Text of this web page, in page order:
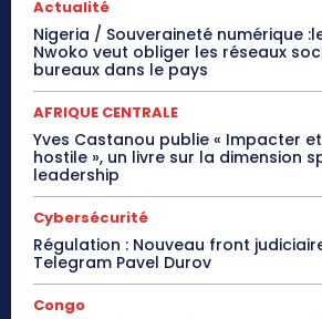
Actualité
Nigeria / Souveraineté numérique
Nwoko veut obliger les réseaux
bureaux dans le pays
AFRIQUE CENTRALE
Yves Castanou publie « Impacter
hostile », un livre sur la dimension
leadership
Cybersécurité
Régulation : Nouveau front
Telegram Pavel Durov
Congo